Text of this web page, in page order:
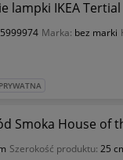
lampki IKEA Tertial
Marka: bez marki
Smoka House of
Szerokość produktu: 25